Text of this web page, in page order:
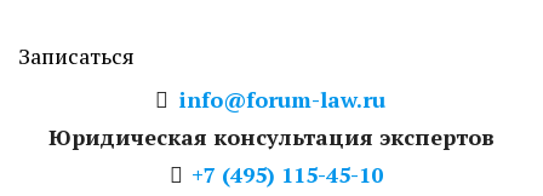
Записаться
info@forum-law.ru
Юридическая консультация экспертов
+7 (495) 115-45-10